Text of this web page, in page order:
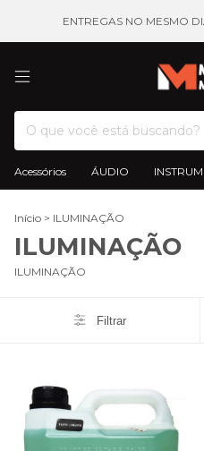
ENTREGAS NO MESMO
Acessórios ÁUDIO
Início > ILUMINAÇÃO
ILUMINAÇÃO
ILUMINAÇÃO
Filtrar